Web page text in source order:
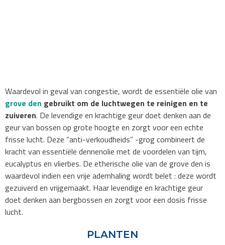
Waardevol in geval van congestie, wordt de essentiële olie van
grove den gebruikt om de luchtwegen te reinigen en te
zuiveren. De levendige en krachtige geur doet denken aan de
geur van bossen op grote hoogte en zorgt voor een echte
frisse lucht. Deze “anti-verkoudheids” -grog combineert de
kracht van essentiële dennenolie met de voordelen van tijm,
eucalyptus en vlierbes. De etherische olie van de grove den is
waardevol indien een vrije ademhaling wordt belet : deze wordt
gezuiverd en vrijgemaakt. Haar levendige en krachtige geur
doet denken aan bergbossen en zorgt voor een dosis frisse
lucht.
PLANTEN